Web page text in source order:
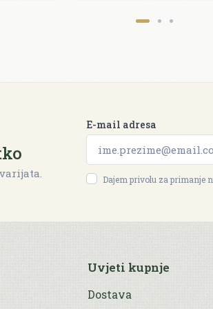
E-mail adresa
Dajem privolu za primanje
Uvjeti kupnje
Dostava